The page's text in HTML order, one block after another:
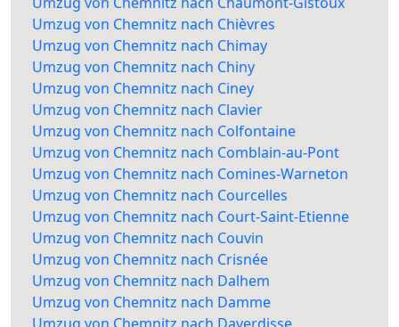
Umzug von Chemnitz nach Chièvres
Umzug von Chemnitz nach Chimay
Umzug von Chemnitz nach Chiny
Umzug von Chemnitz nach Ciney
Umzug von Chemnitz nach Clavier
Umzug von Chemnitz nach Colfontaine
Umzug von Chemnitz nach Comblain-au-Pont
Umzug von Chemnitz nach Comines-Warneton
Umzug von Chemnitz nach Courcelles
Umzug von Chemnitz nach Court-Saint-Etienne
Umzug von Chemnitz nach Couvin
Umzug von Chemnitz nach Crisnée
Umzug von Chemnitz nach Dalhem
Umzug von Chemnitz nach Damme